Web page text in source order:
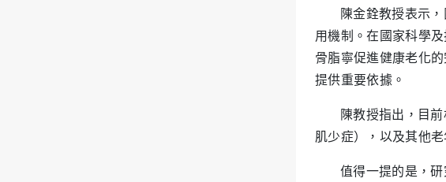
陳金銓教授表示
用機制。在國家科學
骨脂寧促進健康老化
提供重要依據。
陳教授指出，目
肌少症），以及其他
值得一提的是，